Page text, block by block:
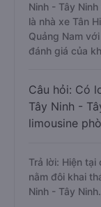
Ninh - Tây
là nhà xe Tân
Quảng Nam
đánh giá của
Câu hỏi: Có
Tây Ninh -
limousine
Trả lời: Hiện tại
nằm đôi khai
Ninh - Tây Ninh.